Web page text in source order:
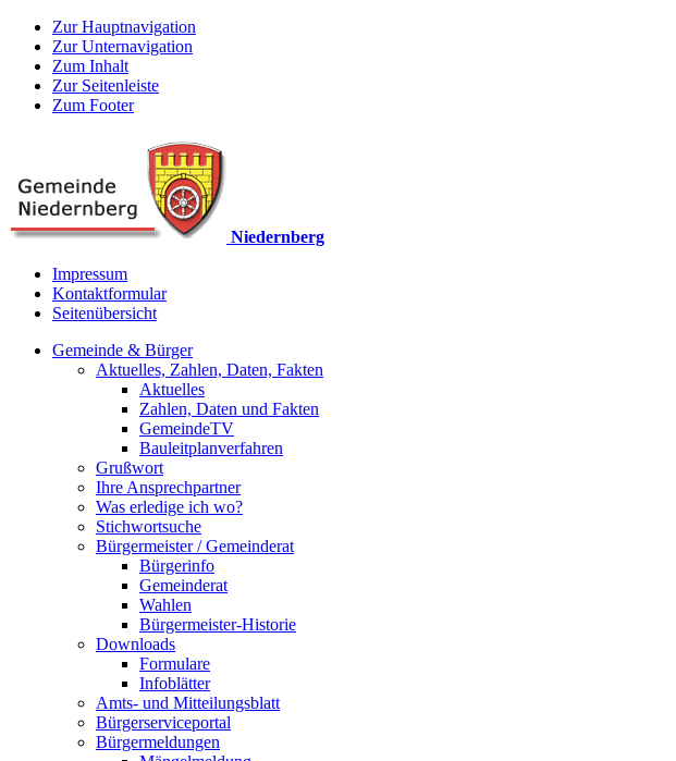
Zur Hauptnavigation
Zur Unternavigation
Zum Inhalt
Zur Seitenleiste
Zum Footer
Niedernberg
Impressum
Kontaktformular
Seitenübersicht
Gemeinde & Bürger
Aktuelles, Zahlen, Daten, Fakten
Aktuelles
Zahlen, Daten und Fakten
GemeindeTV
Bauleitplanverfahren
Grußwort
Ihre Ansprechpartner
Was erledige ich wo?
Stichwortsuche
Bürgermeister / Gemeinderat
Bürgerinfo
Gemeinderat
Wahlen
Bürgermeister-Historie
Downloads
Formulare
Infoblätter
Amts- und Mitteilungsblatt
Bürgerserviceportal
Bürgermeldungen